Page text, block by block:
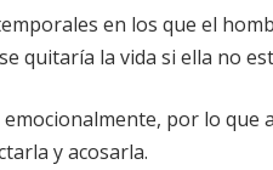
en los que el
quitaría la vida si ella no
por lo que
y acosarla.